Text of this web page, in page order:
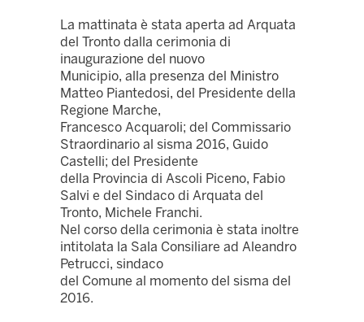
La mattinata è stata aperta ad Arquata
del Tronto dalla cerimonia di
inaugurazione del nuovo
Municipio, alla presenza del Ministro
Matteo Piantedosi, del Presidente della
Regione Marche,
Francesco Acquaroli; del Commissario
Straordinario al sisma 2016, Guido
Castelli; del Presidente
della Provincia di Ascoli Piceno, Fabio
Salvi e del Sindaco di Arquata del
Tronto, Michele Franchi.
Nel corso della cerimonia è stata inoltre
intitolata la Sala Consiliare ad Aleandro
Petrucci, sindaco
del Comune al momento del sisma del
2016.